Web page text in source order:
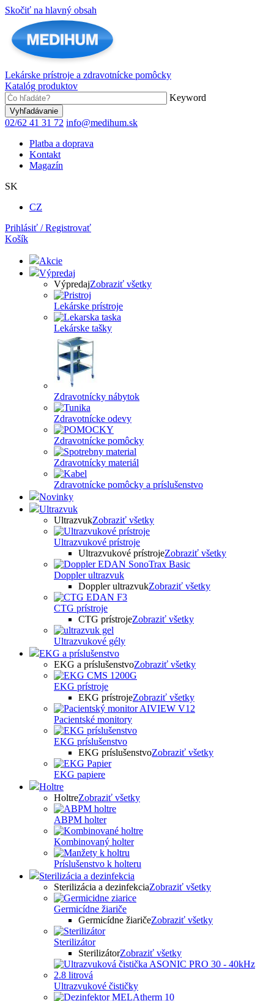
Skočiť na hlavný obsah
Lekárske prístroje a zdravotnícke pomôcky
Katalóg produktov
Keyword
02/62 41 31 72 info@medihum.sk
Platba a doprava
Kontakt
Magazín
SK
CZ
Prihlásiť / Registrovať
Košík
Akcie
Výpredaj
VýpredajZobraziť všetky
Lekárske prístroje
Lekárske tašky
Zdravotnícky nábytok
Zdravotnícke odevy
Zdravotnícke pomôcky
Zdravotnícky materiál
Zdravotnícke pomôcky a príslušenstvo
Novinky
Ultrazvuk
UltrazvukZobraziť všetky
Ultrazvukové prístroje
Ultrazvukové prístrojeZobraziť všetky
Doppler ultrazvuk
Doppler ultrazvukZobraziť všetky
CTG prístroje
CTG prístrojeZobraziť všetky
Ultrazvukové gély
EKG a príslušenstvo
EKG a príslušenstvoZobraziť všetky
EKG prístroje
EKG prístrojeZobraziť všetky
Pacientské monitory
EKG príslušenstvo
EKG príslušenstvoZobraziť všetky
EKG papiere
Holtre
HoltreZobraziť všetky
ABPM holter
Kombinovaný holter
Príslušenstvo k holteru
Sterilizácia a dezinfekcia
Sterilizácia a dezinfekciaZobraziť všetky
Germicídne žiariče
Germicídne žiaričeZobraziť všetky
Sterilizátor
SterilizátorZobraziť všetky
Ultrazvukové čističky